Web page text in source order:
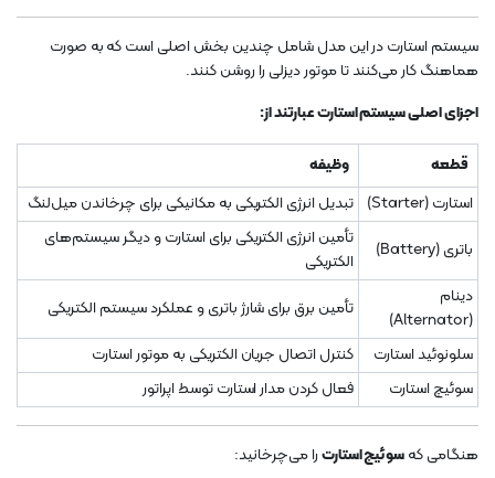
سیستم استارت در این مدل شامل چندین بخش اصلی است که به صورت
هماهنگ کار می‌کنند تا موتور دیزلی را روشن کنند.
اجزای اصلی سیستم استارت عبارتند از:
قطعه
وظیفه
استارت (Starter)
تبدیل انرژی الکتریکی به مکانیکی برای چرخاندن میل‌لنگ
باتری (Battery)
تأمین انرژی الکتریکی برای استارت و دیگر سیستم‌های
الکتریکی
دینام
(Alternator)
تأمین برق برای شارژ باتری و عملکرد سیستم الکتریکی
سلونوئید استارت
کنترل اتصال جریان الکتریکی به موتور استارت
سوئیچ استارت
فعال کردن مدار استارت توسط اپراتور
هنگامی کهسوئیچ استارترا می‌چرخانید: